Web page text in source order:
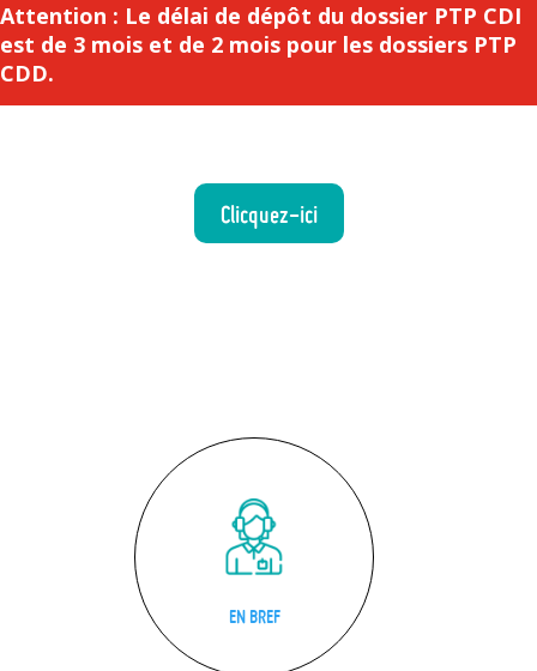
Attention : Le délai de dépôt du dossier PTP CDI
est de 3 mois et de 2 mois pour les dossiers PTP
CDD.
Clicquez-ici
EN BREF